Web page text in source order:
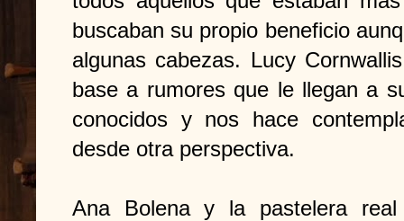
buscaban su propio beneficio
algunas cabezas. Lucy
base a rumores que le llegan a
conocidos y nos hace
desde otra perspectiva.
Ana Bolena y la pastelera